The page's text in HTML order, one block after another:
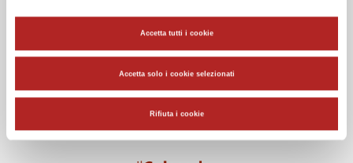
Accetta tutti i cookie
Accetta solo i cookie selezionati
Rifiuta i cookie